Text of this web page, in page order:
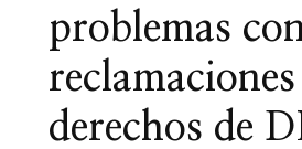
problemas
reclamaciones
derechos de